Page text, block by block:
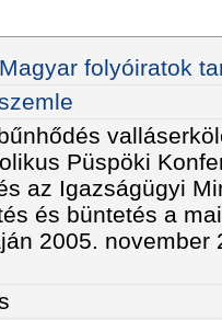
folyóiratok
Püspöki
az Igazságügyi
és büntetés a
2005. november